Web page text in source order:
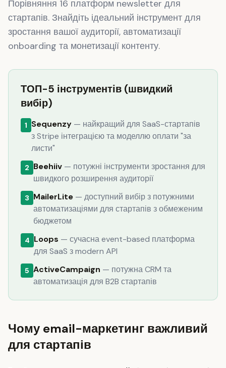
Порівняння 16 платформ newsletter для
стартапів. Знайдіть ідеальний інструмент для
зростання вашої аудиторії, автоматизації
onboarding та монетизації контенту.
ТОП-5 інструментів (швидкий
вибір)
1 Sequenzy — найкращий для SaaS-стартапів
з Stripe інтеграцією та моделлю оплати "за
листи"
2 Beehiiv — потужні інструменти зростання для
швидкого розширення аудиторії
3 MailerLite — доступний вибір з потужними
автоматизаціями для стартапів з обмеженим
бюджетом
4 Loops — сучасна event-based платформа
для SaaS з modern API
5 ActiveCampaign — потужна CRM та
автоматизація для B2B стартапів
Чому email-маркетинг важливий
для стартапів